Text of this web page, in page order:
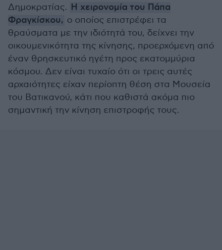
Δημοκρατίας. Η χειρονομία του Πάπα
Φραγκίσκου, ο οποίος επιστρέφει τα
θραύσματα με την ιδιότητά του, δείχνει την
οικουμενικότητα της κίνησης, προερχόμενη από
έναν θρησκευτικό ηγέτη προς εκατομμύρια
κόσμου. Δεν είναι τυχαίο ότι οι τρεις αυτές
αρχαιότητες είχαν περίοπτη θέση στα Μουσεία
του Βατικανού, κάτι που καθιστά ακόμα πιο
σημαντική την κίνηση επιστροφής τους.